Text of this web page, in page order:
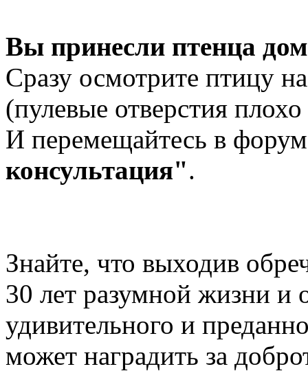
Вы принесли птенца
Сразу осмотрите птицу
(пулевые отверстия
И перемещайтесь в
консультация".
Знайте, что выходив
30 лет разумной жизни и
удивительного и
может наградить за